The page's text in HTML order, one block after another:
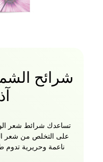
على التخلص من شعر
ناعمة وحريرية تدوم